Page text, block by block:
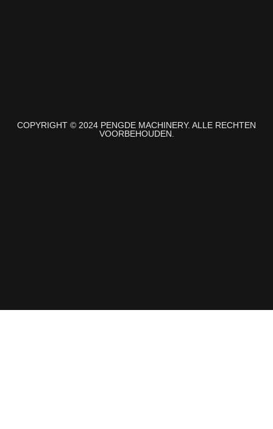
COPYRIGHT © 2024 PENGDE MACHINERY. ALLE RECHTEN
VOORBEHOUDEN.